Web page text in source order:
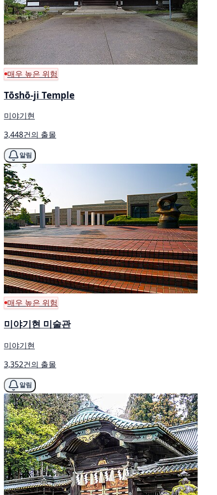
매우 높은 위험
Tōshō-ji Temple
미야기현
3,448건의 출몰
알림
매우 높은 위험
미야기현 미술관
미야기현
3,352건의 출몰
알림